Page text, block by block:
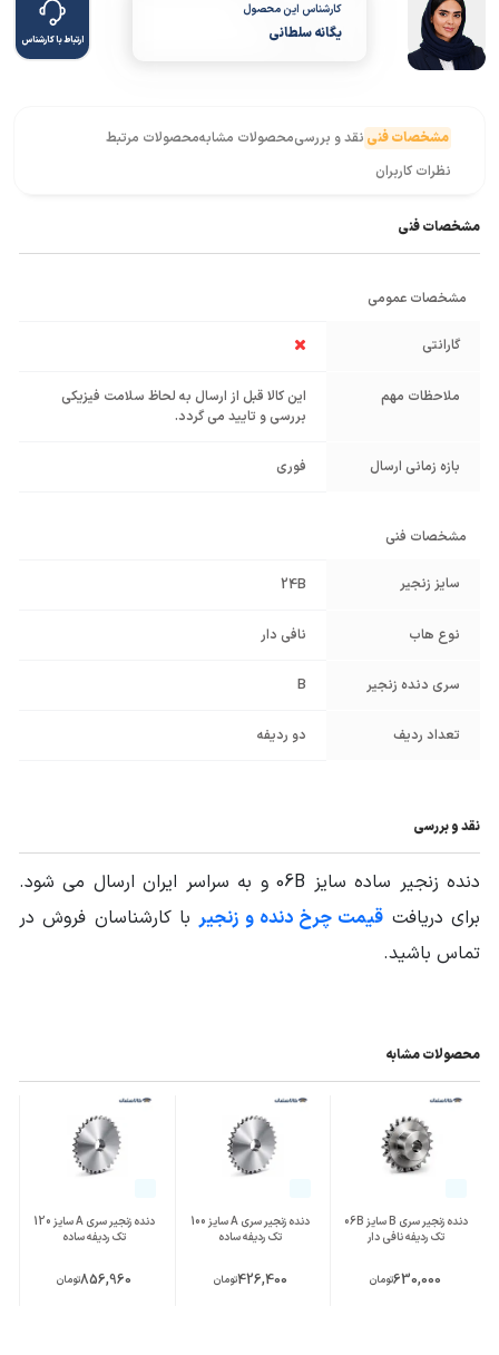
کارشناس این محصول
یگانه سلطانی ارتباط با کارشناس
مشخصات فنی نقد و بررسیمحصولات مشابهمحصولات مرتبط
نظرات کاربران
مشخصات فنی
مشخصات عمومی
گارانتی
ملاحظات مهم
این کالا قبل از ارسال به لحاظ سلامت فیزیکی
بررسی و تایید می گردد.
بازه زمانی ارسال فوری
مشخصات فنی
سایز زنجیر 24B
نوع هاب نافی دار
سری دنده زنجیر B
تعداد ردیف دو ردیفه
نقد و بررسی
دنده زنجیر ساده سایز 06B و به سراسر ایران ارسال می شود.
برای دریافت قیمت چرخ دنده و زنجیربا کارشناسان فروش در
تماس باشید.
محصولات مشابه
دنده زنجیر سری B سایز 06B
تک ردیفه نافی دار
630,000تومان
دنده زنجیر سری A سایز 100
تک ردیفه ساده
426,400تومان
دنده زنجیر سری A سایز 120
تک ردیفه ساده
856,960تومان